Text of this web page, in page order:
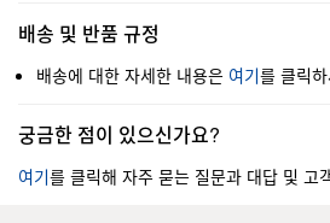
배송 및 반품 규정
배송에 대한 자세한 내용은 여기를 클릭
궁금한 점이 있으신가요?
여기를 클릭해 자주 묻는 질문과 대답 및 고